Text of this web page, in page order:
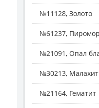
№11128, Золото
№61237,
№21091, Опал
№30213, Малахит
№21164, Гематит